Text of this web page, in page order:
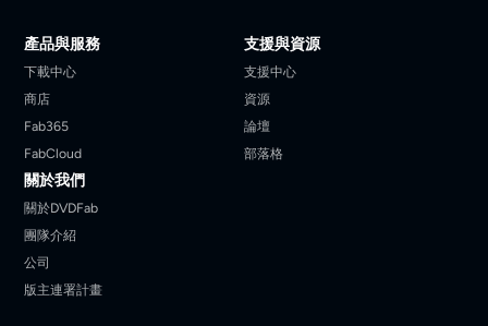
產品與服務
下載中心
商店
Fab365
FabCloud
支援與資源
支援中心
資源
論壇
部落格
關於我們
關於DVDFab
團隊介紹
公司
版主連署計畫